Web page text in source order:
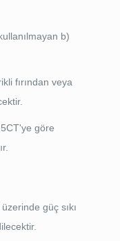
b)
fırından veya
göre
güç sıkı